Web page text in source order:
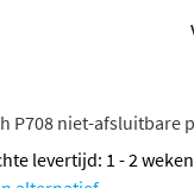
je die nodig hebt.
van meerdere
ruimte voor
P708 niet-afsluitbare
levertijd: 1 - 2 weken